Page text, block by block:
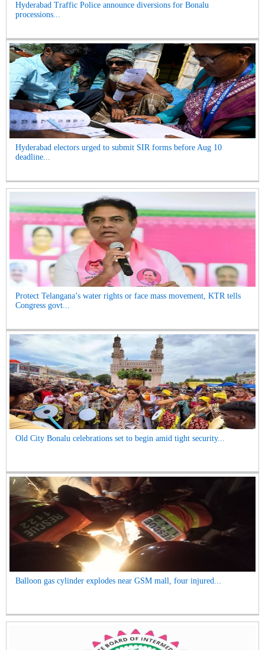
Hyderabad Traffic Police announce diversions for Bonalu
processions...
Hyderabad electors urged to submit SIR forms before Aug 10
deadline...
Protect Telangana’s water rights or face mass movement, KTR tells
Congress govt...
Old City Bonalu celebrations set to begin amid tight security...
Balloon gas cylinder explodes near GSM mall, four injured...